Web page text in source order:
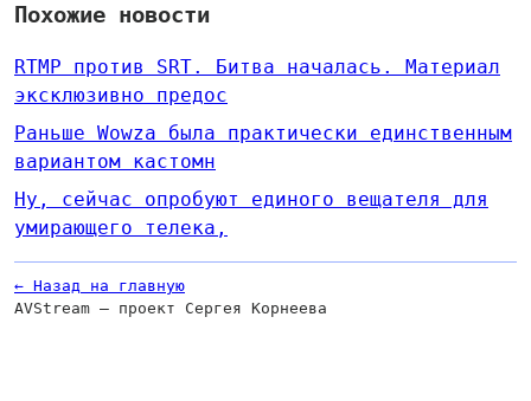
Похожие новости
RTMP против SRT. Битва началась. Материал
эксклюзивно предос
Раньше Wowza была практически единственным
вариантом кастомн
Ну, сейчас опробуют единого вещателя для
умирающего телека,
← Назад на главную
AVStream — проект Сергея Корнеева